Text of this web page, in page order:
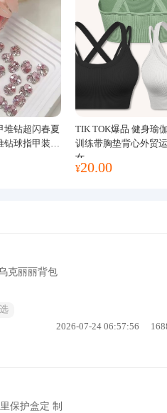
堆钻超闪春夏
球指甲装饰
TIK TOK爆品 健身瑜
训练带胸垫背心外贸运
女
¥20.00
克丽丽背包
2026-07-24 06:57:56
保护盒定 制